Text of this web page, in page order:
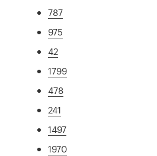
787
975
42
1799
478
241
1497
1970